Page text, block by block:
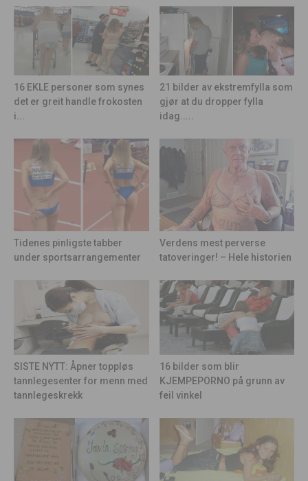
16 EKLE personer som synes
det er greit handle frokosten
i...
21 bilder av ekstremfylla som
gjør at du dropper fylla
idag.....
Tidenes pinligste tabber
under sportsarrangementer
Verdens mest perverse
tatoveringer! – Hele historien
SISTE NYTT: Åpner toppløs
tannlegesenter for menn med
tannlegeskrekk
16 bilder som blir
KJEMPEPORNO på grunn av
feil vinkel